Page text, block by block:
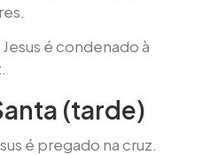
Jesus é condenado à
(tarde)
é pregado na cruz.